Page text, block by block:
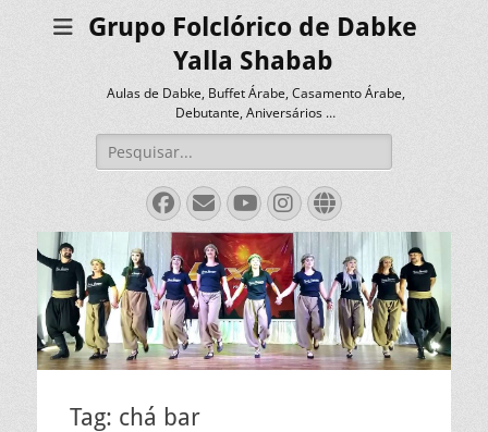
Grupo Folclórico de Dabke
Yalla Shabab
Aulas de Dabke, Buffet Árabe, Casamento Árabe,
Debutante, Aniversários …
Pesquisar
por:
Facebook
EmailYouTube
Instagram
Website
Tag: chá bar